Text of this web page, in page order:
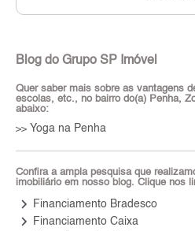
Blog do Grupo SP Imóvel
Quer saber mais sobre as vantagens
escolas, etc., no bairro do(a) Penha,
abaixo:
>> Yoga na Penha
Confira a ampla pesquisa que
imobiliário em nosso blog. Clique nos
keyboard_arrow_right Financiamento Bradesco
keyboard_arrow_right Financiamento Caixa